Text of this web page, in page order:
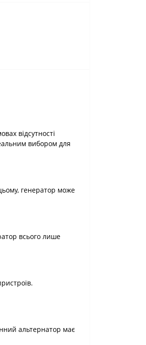
відсутності
вибором для
генератор може
всього лише
альтернатор має